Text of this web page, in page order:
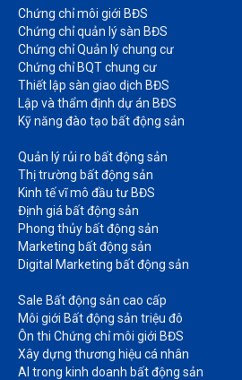
Chứng chỉ môi giới BĐS​
Chứng chỉ quản lý sàn BĐS
Chứng chỉ Quản lý chung cư​
Chứng chỉ BQT chung cư​
Thiết lập sàn giao dịch BĐS​
Lập và thẩm định dự án BĐS​
Kỹ năng đào tạo bất động sản​
Quản lý rủi ro bất động sản​
Thị trường bất động sản​
Kinh tế vĩ mô đầu tư BĐS​
Định giá bất động sản​
Phong thủy bất động sản​
Marketing bất động sản​
Digital Marketing bất động sản​
Sale Bất động sản cao cấp​
Môi giới Bất động sản triệu đô​
Ôn thi Chứng chỉ môi giới BĐS​
Xây dựng thương hiệu cá nhân​
AI trong kinh doanh bất động sản​